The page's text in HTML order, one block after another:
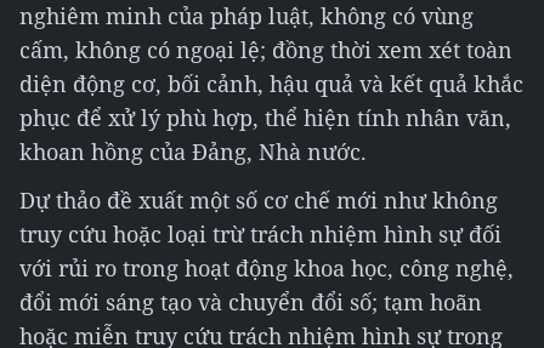
nghiêm minh của pháp luật, không có vùng
cấm, không có ngoại lệ; đồng thời xem xét toàn
diện động cơ, bối cảnh, hậu quả và kết quả khắc
phục để xử lý phù hợp, thể hiện tính nhân văn,
khoan hồng của Đảng, Nhà nước.
Dự thảo đề xuất một số cơ chế mới như không
truy cứu hoặc loại trừ trách nhiệm hình sự đối
với rủi ro trong hoạt động khoa học, công nghệ,
đổi mới sáng tạo và chuyển đổi số; tạm hoãn
hoặc miễn truy cứu trách nhiệm hình sự trong